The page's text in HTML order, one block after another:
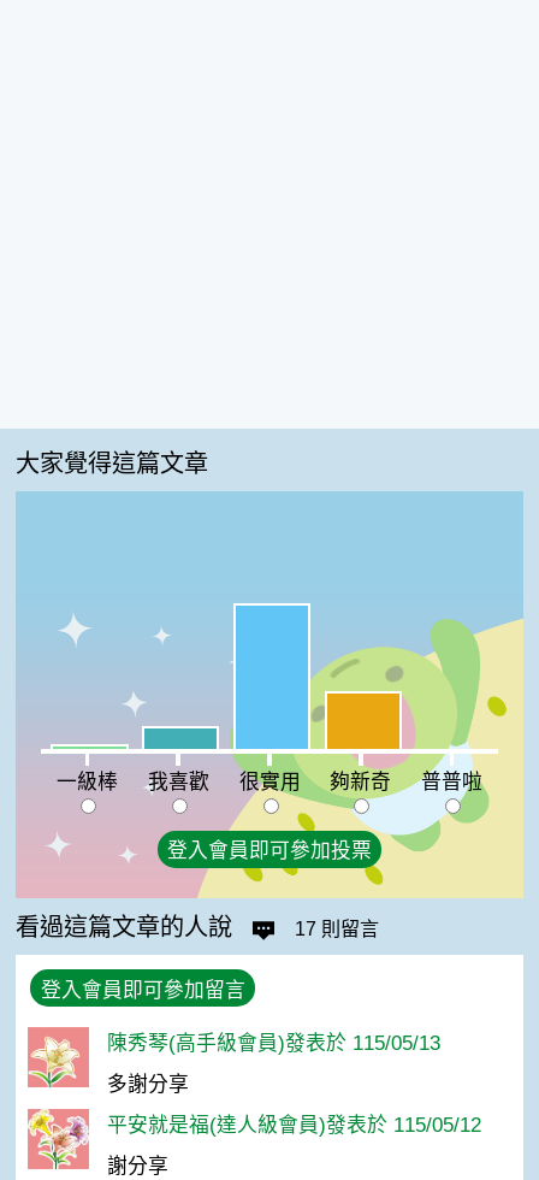
大家覺得這篇文章
一級棒:2%
我喜歡:10%
夠新奇:25%
普普啦:0%
一級棒 我喜歡 很實用 夠新奇 普普啦
登入會員即可參加投票
看過這篇文章的人說 17 則留言
登入會員即可參加留言
陳秀琴(高手級會員)發表於 115/05/13
多謝分享
平安就是福(達人級會員)發表於 115/05/12
謝分享